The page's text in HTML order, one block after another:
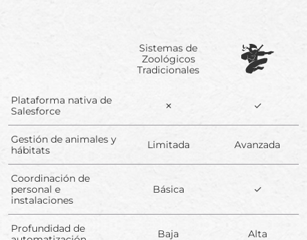
Sistemas de
Zoológicos
Tradicionales
Plataforma nativa de
Salesforce
✗ ✓
Gestión de animales y
hábitats
Limitada Avanzada
Coordinación de
personal e
instalaciones
Básica ✓
Profundidad de
Baja Alta